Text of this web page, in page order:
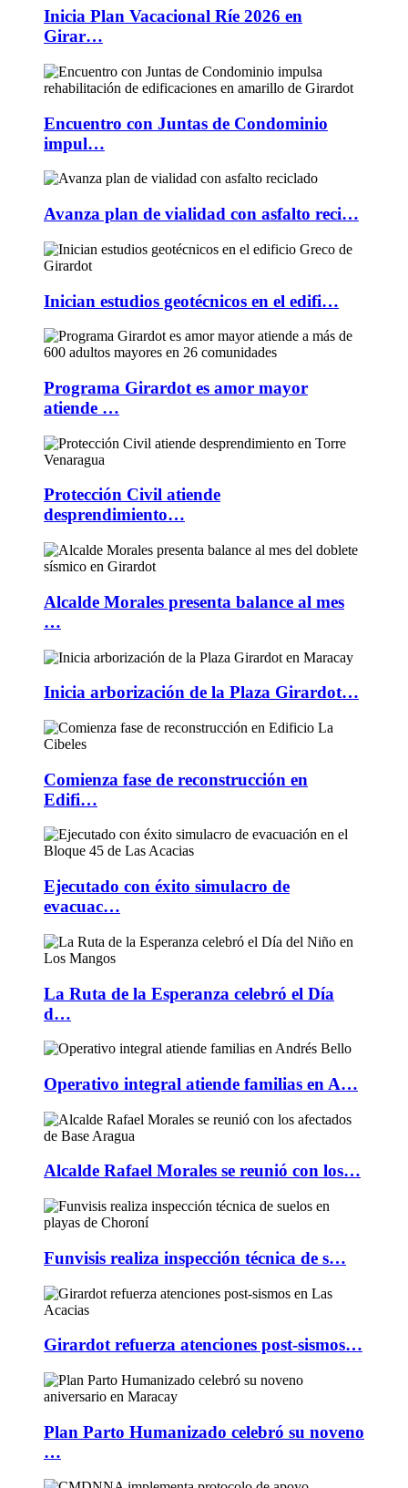
Inicia Plan Vacacional Ríe 2026 en
Girar…
Encuentro con Juntas de Condominio
impul…
Avanza plan de vialidad con asfalto reci…
Inician estudios geotécnicos en el edifi…
Programa Girardot es amor mayor
atiende …
Protección Civil atiende
desprendimiento…
Alcalde Morales presenta balance al mes
…
Inicia arborización de la Plaza Girardot…
Comienza fase de reconstrucción en
Edifi…
Ejecutado con éxito simulacro de
evacuac…
La Ruta de la Esperanza celebró el Día
d…
Operativo integral atiende familias en A…
Alcalde Rafael Morales se reunió con los…
Funvisis realiza inspección técnica de s…
Girardot refuerza atenciones post-sismos…
Plan Parto Humanizado celebró su noveno
…